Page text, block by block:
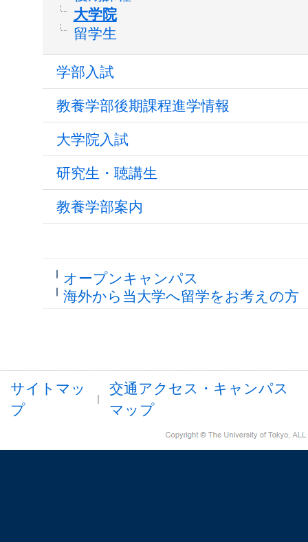
大学院
留学生
学部入試
教養学部後期課程進学情報
大学院入試
研究生・聴講生
教養学部案内
オープンキャンパス
海外から当大学へ留学をお考えの方
サイトマッ
プ
交通アクセス・キャンパス
マップ